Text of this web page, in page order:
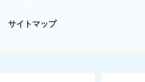
サイトマップ